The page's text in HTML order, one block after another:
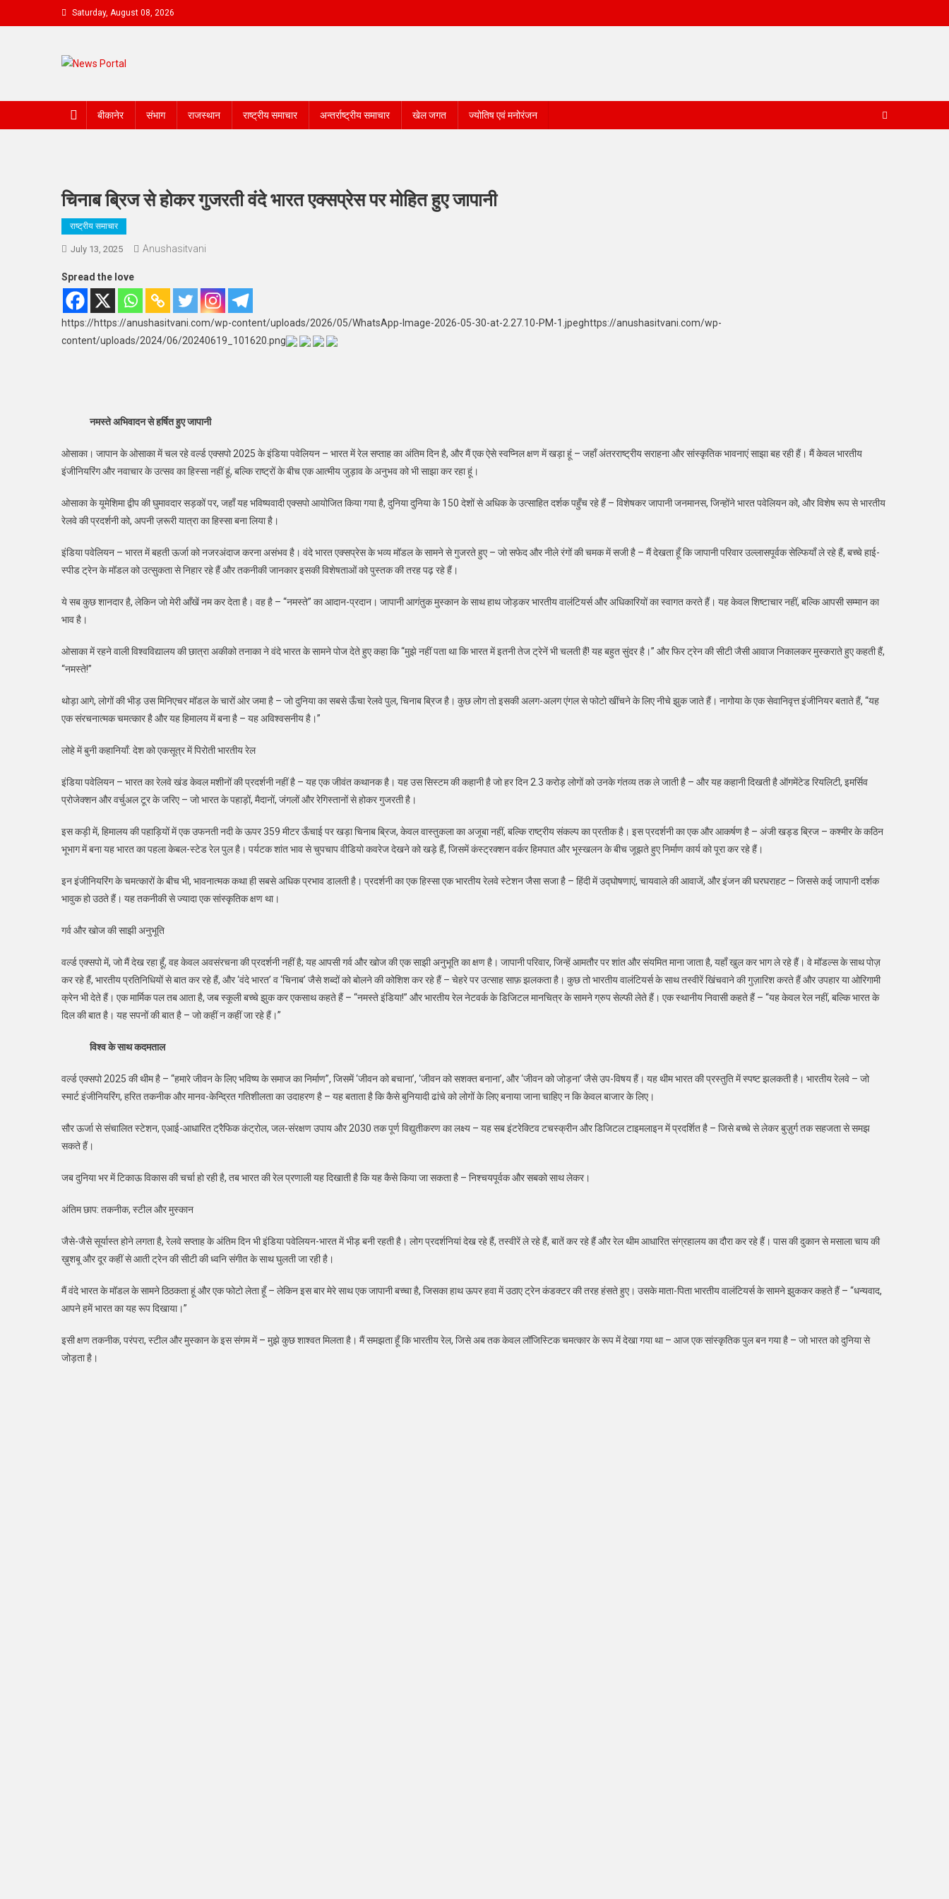
to
Saturday, August 08, 2026
बीकानेर संभाग राजस्थान राष्ट्रीय समाचार अन्तर्राष्ट्रीय समाचार खेल जगत ज्योतिष एवं मनोरंजन
चिनाब ब्रिज से होकर गुजरती वंदे भारत एक्सप्रेस पर मोहित हुए जापानी
राष्ट्रीय समाचार
July 13, 2025 Anushasitvani
Spread the love
https://https://anushasitvani.com/wp-content/uploads/2026/05/WhatsApp-Image-2026-05-30-at-2.27.10-PM-1.jpeghttps://anushasitvani.com/wp-
content/uploads/2024/06/20240619_101620.png
नमस्ते अभिवादन से हर्षित हुए जापानी
ओसाका। जापान के ओसाका में चल रहे वर्ल्ड एक्सपो 2025 के इंडिया पवेलियन – भारत में रेल सप्ताह का अंतिम दिन है, और मैं एक ऐसे स्वप्निल क्षण में खड़ा हूं – जहाँ अंतरराष्ट्रीय सराहना और सांस्कृतिक भावनाएं साझा बह रही हैं। मैं केवल भारतीय
इंजीनियरिंग और नवाचार के उत्सव का हिस्सा नहीं हूं, बल्कि राष्ट्रों के बीच एक आत्मीय जुड़ाव के अनुभव को भी साझा कर रहा हूं।
ओसाका के यूमेशिमा द्वीप की घुमावदार सड़कों पर, जहाँ यह भविष्यवादी एक्सपो आयोजित किया गया है, दुनिया दुनिया के 150 देशों से अधिक के उत्साहित दर्शक पहुँच रहे हैं – विशेषकर जापानी जनमानस, जिन्होंने भारत पवेलियन को, और विशेष रूप से भारतीय
रेलवे की प्रदर्शनी को, अपनी ज़रूरी यात्रा का हिस्सा बना लिया है।
इंडिया पवेलियन – भारत में बहती ऊर्जा को नजरअंदाज करना असंभव है। वंदे भारत एक्सप्रेस के भव्य मॉडल के सामने से गुजरते हुए – जो सफेद और नीले रंगों की चमक में सजी है – मैं देखता हूँ कि जापानी परिवार उल्लासपूर्वक सेल्फियाँ ले रहे हैं, बच्चे हाई-
स्पीड ट्रेन के मॉडल को उत्सुकता से निहार रहे हैं और तकनीकी जानकार इसकी विशेषताओं को पुस्तक की तरह पढ़ रहे हैं।
ये सब कुछ शानदार है, लेकिन जो मेरी आँखें नम कर देता है। वह है – “नमस्ते” का आदान-प्रदान। जापानी आगंतुक मुस्कान के साथ हाथ जोड़कर भारतीय वालंटियर्स और अधिकारियों का स्वागत करते हैं। यह केवल शिष्टाचार नहीं, बल्कि आपसी सम्मान का
भाव है।
ओसाका में रहने वाली विश्वविद्यालय की छात्रा अकीको तनाका ने वंदे भारत के सामने पोज देते हुए कहा कि “मुझे नहीं पता था कि भारत में इतनी तेज ट्रेनें भी चलती हैं! यह बहुत सुंदर है।” और फिर ट्रेन की सीटी जैसी आवाज निकालकर मुस्कराते हुए कहती हैं,
“नमस्ते!”
थोड़ा आगे, लोगों की भीड़ उस मिनिएचर मॉडल के चारों ओर जमा है – जो दुनिया का सबसे ऊँचा रेलवे पुल, चिनाब ब्रिज है। कुछ लोग तो इसकी अलग-अलग एंगल से फोटो खींचने के लिए नीचे झुक जाते हैं। नागोया के एक सेवानिवृत्त इंजीनियर बताते हैं, “यह
एक संरचनात्मक चमत्कार है और यह हिमालय में बना है – यह अविश्वसनीय है।”
लोहे में बुनी कहानियाँ: देश को एकसूत्र में पिरोती भारतीय रेल
इंडिया पवेलियन – भारत का रेलवे खंड केवल मशीनों की प्रदर्शनी नहीं है – यह एक जीवंत कथानक है। यह उस सिस्टम की कहानी है जो हर दिन 2.3 करोड़ लोगों को उनके गंतव्य तक ले जाती है – और यह कहानी दिखती है ऑगमेंटेड रियलिटी, इमर्सिव
प्रोजेक्शन और वर्चुअल टूर के जरिए – जो भारत के पहाड़ों, मैदानों, जंगलों और रेगिस्तानों से होकर गुजरती है।
इस कड़ी में, हिमालय की पहाड़ियों में एक उफनती नदी के ऊपर 359 मीटर ऊँचाई पर खड़ा चिनाब ब्रिज, केवल वास्तुकला का अजूबा नहीं, बल्कि राष्ट्रीय संकल्प का प्रतीक है। इस प्रदर्शनी का एक और आकर्षण है – अंजी खड्ड ब्रिज – कश्मीर के कठिन
भूभाग में बना यह भारत का पहला केबल-स्टेड रेल पुल है। पर्यटक शांत भाव से चुपचाप वीडियो कवरेज देखने को खड़े हैं, जिसमें कंस्ट्रक्शन वर्कर हिमपात और भूस्खलन के बीच जूझते हुए निर्माण कार्य को पूरा कर रहे हैं।
इन इंजीनियरिंग के चमत्कारों के बीच भी, भावनात्मक कथा ही सबसे अधिक प्रभाव डालती है। प्रदर्शनी का एक हिस्सा एक भारतीय रेलवे स्टेशन जैसा सजा है – हिंदी में उद्घोषणाएं, चायवाले की आवाजें, और इंजन की घरघराहट – जिससे कई जापानी दर्शक
भावुक हो उठते हैं। यह तकनीकी से ज्यादा एक सांस्कृतिक क्षण था।
गर्व और खोज की साझी अनुभूति
वर्ल्ड एक्सपो में, जो मैं देख रहा हूँ, वह केवल अवसंरचना की प्रदर्शनी नहीं है; यह आपसी गर्व और खोज की एक साझी अनुभूति का क्षण है। जापानी परिवार, जिन्हें आमतौर पर शांत और संयमित माना जाता है, यहाँ खुल कर भाग ले रहे हैं। वे मॉडल्स के साथ पोज़
कर रहे हैं, भारतीय प्रतिनिधियों से बात कर रहे हैं, और ‘वंदे भारत’ व ‘चिनाब’ जैसे शब्दों को बोलने की कोशिश कर रहे हैं – चेहरे पर उत्साह साफ़ झलकता है। कुछ तो भारतीय वालंटियर्स के साथ तस्वीरें खिंचवाने की गुज़ारिश करते हैं और उपहार या ओरिगामी
क्रेन भी देते हैं। एक मार्मिक पल तब आता है, जब स्कूली बच्चे झुक कर एकसाथ कहते हैं – “नमस्ते इंडिया!” और भारतीय रेल नेटवर्क के डिजिटल मानचित्र के सामने ग्रुप सेल्फी लेते हैं। एक स्थानीय निवासी कहते हैं – “यह केवल रेल नहीं, बल्कि भारत के
दिल की बात है। यह सपनों की बात है – जो कहीं न कहीं जा रहे हैं।”
विश्व के साथ कदमताल
वर्ल्ड एक्सपो 2025 की थीम है – “हमारे जीवन के लिए भविष्य के समाज का निर्माण”, जिसमें ‘जीवन को बचाना’, ‘जीवन को सशक्त बनाना’, और ‘जीवन को जोड़ना’ जैसे उप-विषय हैं। यह थीम भारत की प्रस्तुति में स्पष्ट झलकती है। भारतीय रेलवे – जो
स्मार्ट इंजीनियरिंग, हरित तकनीक और मानव-केन्द्रित गतिशीलता का उदाहरण है – यह बताता है कि कैसे बुनियादी ढांचे को लोगों के लिए बनाया जाना चाहिए न कि केवल बाजार के लिए।
सौर ऊर्जा से संचालित स्टेशन, एआई-आधारित ट्रैफिक कंट्रोल, जल-संरक्षण उपाय और 2030 तक पूर्ण विद्युतीकरण का लक्ष्य – यह सब इंटरेक्टिव टचस्क्रीन और डिजिटल टाइमलाइन में प्रदर्शित है – जिसे बच्चे से लेकर बुज़ुर्ग तक सहजता से समझ
सकते हैं।
जब दुनिया भर में टिकाऊ विकास की चर्चा हो रही है, तब भारत की रेल प्रणाली यह दिखाती है कि यह कैसे किया जा सकता है – निश्चयपूर्वक और सबको साथ लेकर।
अंतिम छाप: तकनीक, स्टील और मुस्कान
जैसे-जैसे सूर्यास्त होने लगता है, रेलवे सप्ताह के अंतिम दिन भी इंडिया पवेलियन-भारत में भीड़ बनी रहती है। लोग प्रदर्शनियां देख रहे हैं, तस्वीरें ले रहे हैं, बातें कर रहे हैं और रेल थीम आधारित संग्रहालय का दौरा कर रहे हैं। पास की दुकान से मसाला चाय की
ख़ुशबू और दूर कहीं से आती ट्रेन की सीटी की ध्वनि संगीत के साथ घुलती जा रही है।
मैं वंदे भारत के मॉडल के सामने ठिठकता हूं और एक फोटो लेता हूँ – लेकिन इस बार मेरे साथ एक जापानी बच्चा है, जिसका हाथ ऊपर हवा में उठाए ट्रेन कंडक्टर की तरह हंसते हुए। उसके माता-पिता भारतीय वालंटियर्स के सामने झुककर कहते हैं – “धन्यवाद,
आपने हमें भारत का यह रूप दिखाया।”
इसी क्षण तकनीक, परंपरा, स्टील और मुस्कान के इस संगम में – मुझे कुछ शाश्वत मिलता है। मैं समझता हूँ कि भारतीय रेल, जिसे अब तक केवल लॉजिस्टिक चमत्कार के रूप में देखा गया था – आज एक सांस्कृतिक पुल बन गया है – जो भारत को दुनिया से
जोड़ता है।